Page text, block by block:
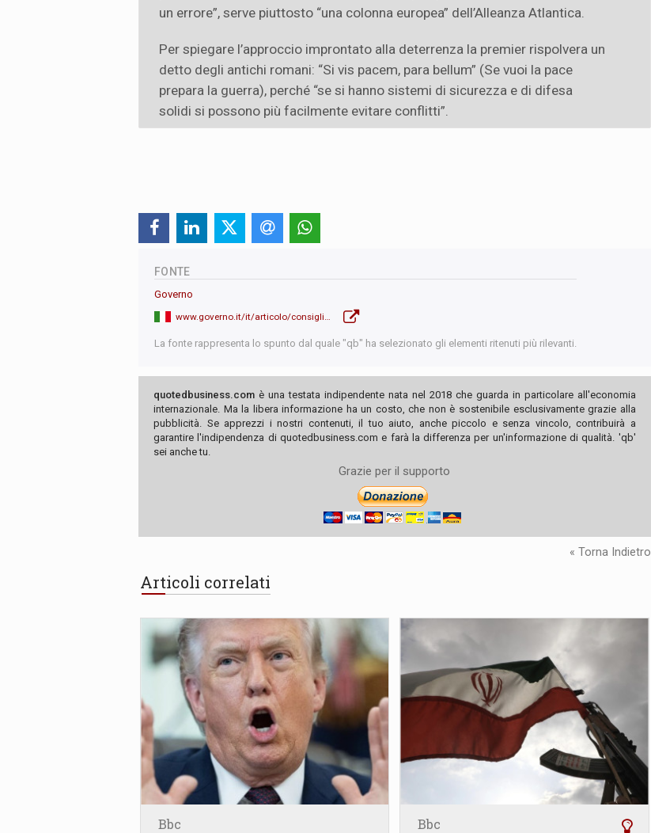
un errore”, serve piuttosto “una colonna europea” dell’Alleanza Atlantica.
Per spiegare l’approccio improntato alla deterrenza la premier rispolvera un
detto degli antichi romani: “Si vis pacem, para bellum” (Se vuoi la pace
prepara la guerra), perché “se si hanno sistemi di sicurezza e di difesa
solidi si possono più facilmente evitare conflitti”.
FONTE
Governo
www.governo.it/it/articolo/consiglio-europeo-del-26-e-27-giugno-comunicazioni-del-presidente-meloni-al-senato/29075
La fonte rappresenta lo spunto dal quale "qb" ha selezionato gli elementi ritenuti più rilevanti.
quotedbusiness.com è una testata indipendente nata nel 2018 che guarda in particolare all'economia
internazionale. Ma la libera informazione ha un costo, che non è sostenibile esclusivamente grazie alla
pubblicità. Se apprezzi i nostri contenuti, il tuo aiuto, anche piccolo e senza vincolo, contribuirà a
garantire l'indipendenza di quotedbusiness.com e farà la differenza per un'informazione di qualità. 'qb'
sei anche tu.
Grazie per il supporto
« Torna Indietro
Articoli correlati
Bbc Bbc